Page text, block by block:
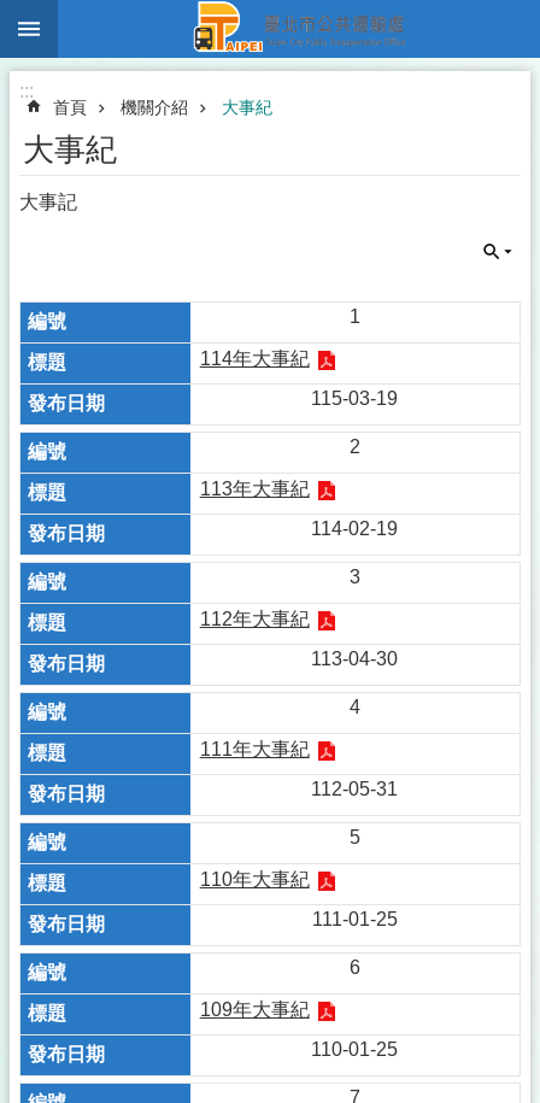
跳到主要內容區塊
:::
首頁 機關介紹 大事紀
大事紀
大事記
1
114年大事紀
115-03-19
2
113年大事紀
114-02-19
3
112年大事紀
113-04-30
4
111年大事紀
112-05-31
5
110年大事紀
111-01-25
6
109年大事紀
110-01-25
7